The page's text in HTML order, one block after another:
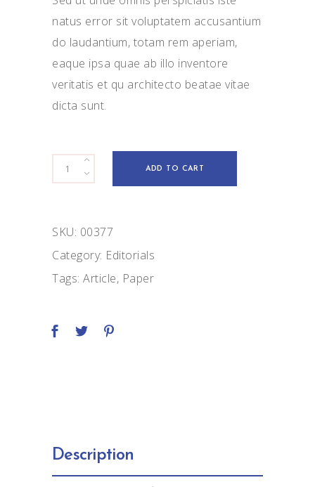
natus error sit voluptatem accusantium
do laudantium, totam rem aperiam,
eaque ipsa quae ab illo inventore
veritatis et qu architecto beatae vitae
dicta sunt.
Notes
quantity
ADD TO CART
SKU: 00377
Category: Editorials
Tags:Article, Paper
Description